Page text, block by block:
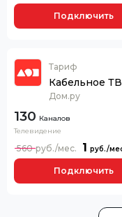
Подключить
Тариф
Кабельное ТВ
Дом.ру
130 Каналов
Телевидение
1
560
Подключить